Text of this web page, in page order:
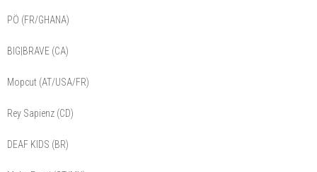
PÖ (FR/GHANA)
BIG|BRAVE (CA)
Mopcut (AT/USA/FR)
Rey Sapienz (CD)
DEAF KIDS (BR)